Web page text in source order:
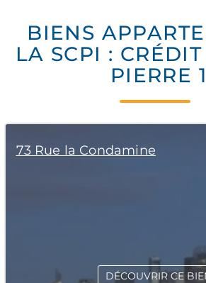
BIENS
LA SCPI :
PIERRE 1
73 Rue la Condamine
DÉCOUVRIR CE